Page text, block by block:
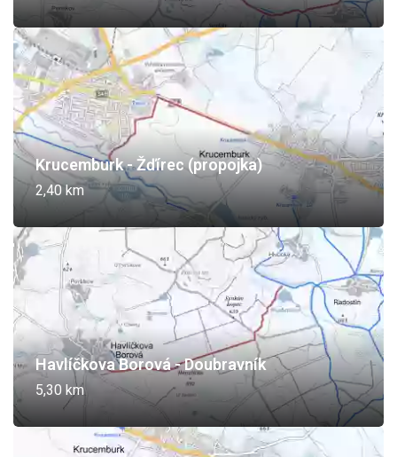
Krucemburk - Žďírec (propojka)
2,40 km
Havlíčkova Borová - Doubravník
5,30 km